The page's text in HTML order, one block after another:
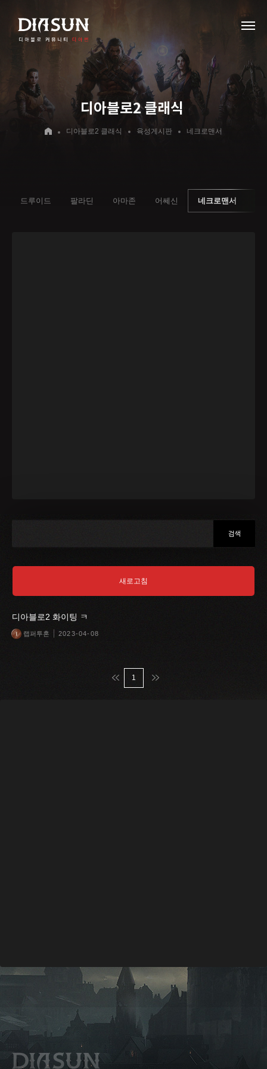
디아블로2 클래식
디아블로2 클래식 육성게시판 네크로맨서
드루이드 팔라딘 아마존 어쎄신 네크로맨서
새로고침
디아블로2 화이팅 ㅋ
랩퍼투혼 2023-04-08
맨처음
1